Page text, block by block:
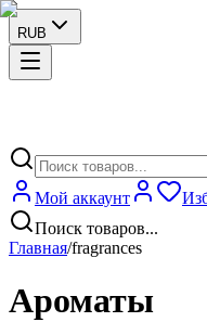
RUB
Мой аккаунт
Поиск товаров...
Главная/fragrances
Ароматы